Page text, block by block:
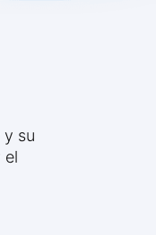
y su
el